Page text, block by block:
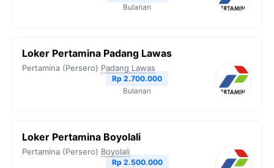
k
Bulanan
Loker Pertamina Padang Lawas
Pertamina (Persero) Padang Lawas
Rp 2.700.000
Bulanan
Loker Pertamina Boyolali
Pertamina (Persero) Boyolali
Rp 2.500.000